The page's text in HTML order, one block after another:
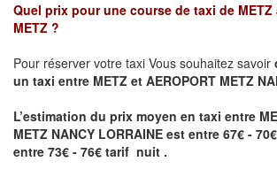
Quel prix pour une course de taxi de METZ
METZ ?
Pour réserver votre taxi Vous souhaitez savoir
un taxi entre METZ et AEROPORT METZ
L’estimation du prix moyen en taxi entre
METZ NANCY LORRAINE est entre 67€ -
entre 73€ - 76€ tarif nuit .